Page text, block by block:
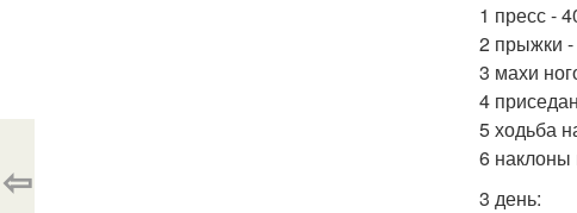
1 пресс -
2 прыжки
3 махи
4
5 ходьба
6 наклоны
3 день:
⇦